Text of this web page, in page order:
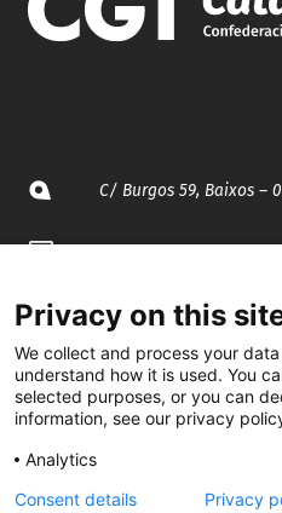
C/ Burgos 59, Baixos –
935 120 481
@CGTCatalunya
cgtcatalunya
Privacy on this
We collect and process your
understand how it is used. You
selected purposes, or you can
information, see our privacy
Analytics
Consent details
Privacy